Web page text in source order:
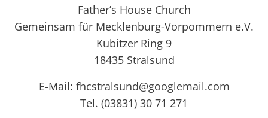
Father’s House Church
Gemeinsam für Mecklenburg-Vorpommern e.V.
Kubitzer Ring 9
18435 Stralsund
E-Mail: fhcstralsund@googlemail.com
Tel. (03831) 30 71 271